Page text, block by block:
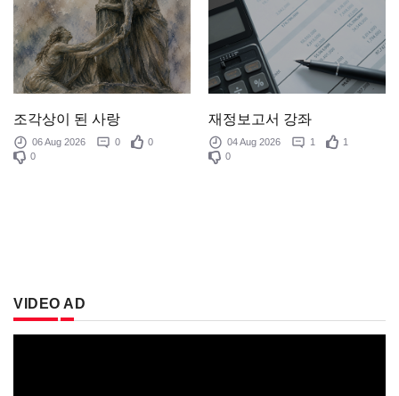
조각상이 된 사랑
06 Aug 2026 0
0
0
재정보고서 강좌
04 Aug 2026 1
1
0
VIDEO AD